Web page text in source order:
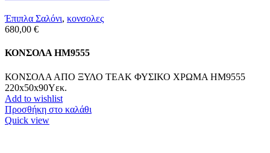
Έπιπλα Σαλόνι, κονσολες
680,00 €
ΚΟΝΣΟΛΑ HM9555
ΚΟΝΣΟΛΑ ΑΠΟ ΞΥΛΟ ΤΕΑΚ ΦΥΣΙΚΟ ΧΡΩΜΑ HM9555
220x50x90Υεκ.
Add to wishlist
Προσθήκη στο καλάθι
Quick view